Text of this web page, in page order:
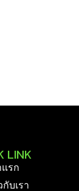
LINK
รก
กับเรา